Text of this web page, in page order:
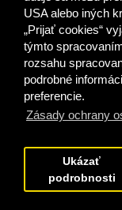
USA alebo iných
„Prijať cookies“
týmto
rozsahu
podrobné
preferencie.
Zásady ochrany
Ukázať
podrobnosti
NÁKUP
Odstúpiť od zmluvy
© 2017
Dr. Josef Raabe